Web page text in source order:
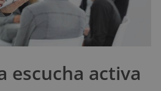
escucha activa